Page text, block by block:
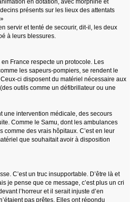
en dotation, avec morphine et
présents sur les lieux des attentats
servir et tenté de secourir, dit-il, les deux
à leurs blessures.
en France respecte un protocole. Les
les sapeurs-pompiers, se rendent le
ci disposent du matériel nécessaire aux
outils comme un défibrillateur ou une
une intervention médicale, des secours
Comme le Samu, dont les ambulances
comme des vrais hôpitaux. C’est en leur
que souhaitait avoir à disposition
C’est un truc insupportable. D’être là et
je pense que ce message, c’est plus un cri
l’horreur et il serait injuste d’en
pas prêtes. Elles ont répondu